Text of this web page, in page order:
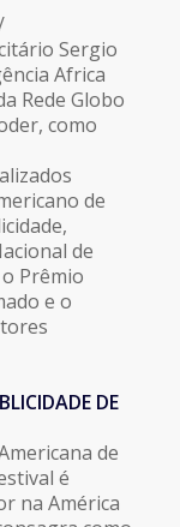
Sergio
Africa
Rede Globo
como
de
de
Prêmio
e o
DE
de
é
na América